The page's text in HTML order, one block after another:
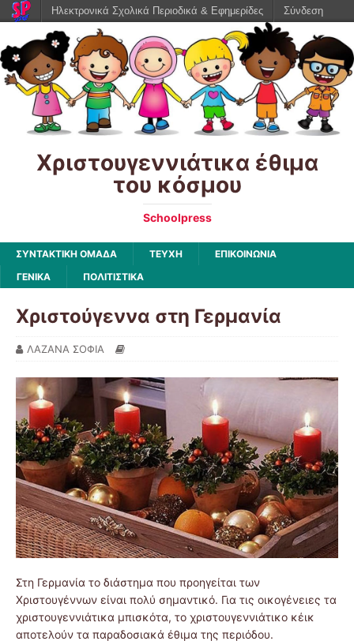
Χριστουγεννιάτικα έθιμα
του κόσμου
Schoolpress
ΣΥΝΤΑΚΤΙΚΗ ΟΜΑΔΑ ΤΕΥΧΗ
ΕΠΙΚΟΙΝΩΝΙΑ
ΓΕΝΙΚΆ
ΠΟΛΙΤΙΣΤΙΚΆ
Χριστούγεννα στη Γερμανία
ΛΑΖΑΝΑ ΣΟΦΙΑ
Στη Γερμανία το διάστημα που προηγείται των
Χριστουγέννων είναι πολύ σημαντικό. Για τις οικογένειες τα
χριστουγεννιάτικα μπισκότα, το χριστουγεννιάτικο κέικ
αποτελούν τα παραδοσιακά έθιμα της περιόδου.
Ηλεκτρονικά Σχολικά Περιοδικά & Εφημερίδες Σύνδεση